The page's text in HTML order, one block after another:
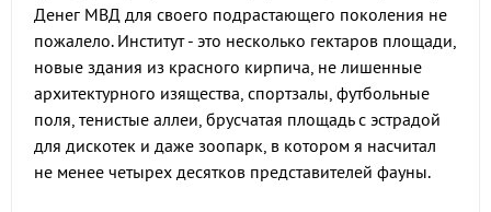
Денег МВД для своего подрастающего поколения не
пожалело. Институт - это несколько гектаров площади,
новые здания из красного кирпича, не лишенные
архитектурного изящества, спортзалы, футбольные
поля, тенистые аллеи, брусчатая площадь с эстрадой
для дискотек и даже зоопарк, в котором я насчитал
не менее четырех десятков представителей фауны.